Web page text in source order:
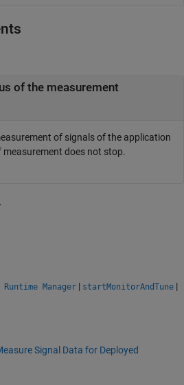
of the measurement
of signals of the application
measurement does not stop.
Manager | startMonitorAndTune |
Signal Data for Deployed